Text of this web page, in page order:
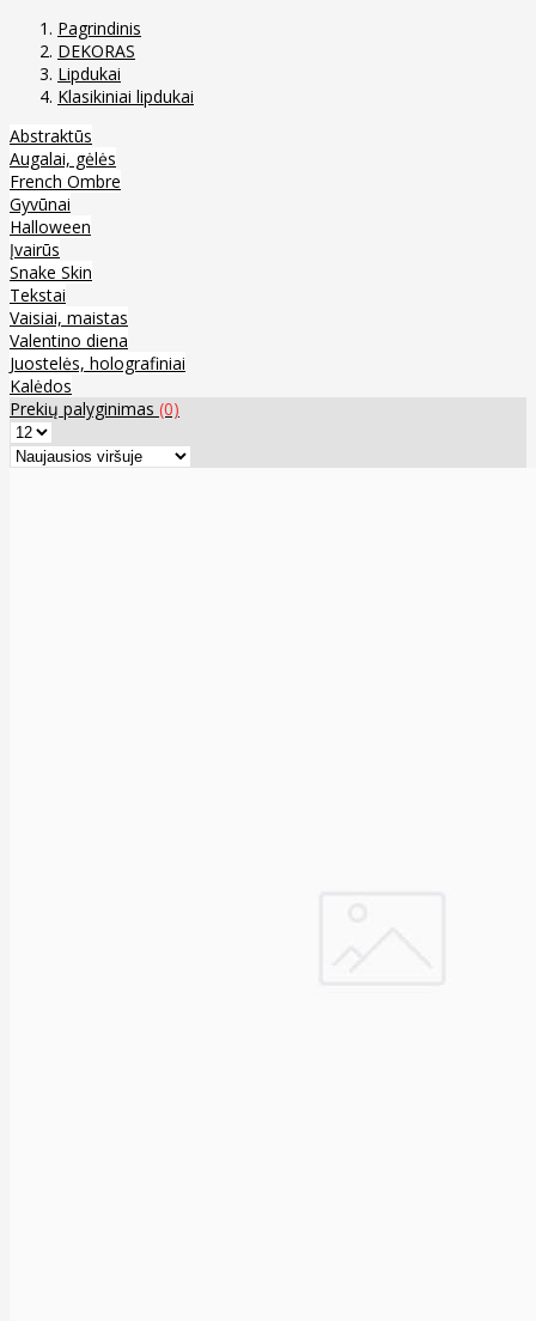
Pagrindinis
DEKORAS
Lipdukai
Klasikiniai lipdukai
Abstraktūs
Augalai, gėlės
French Ombre
Gyvūnai
Halloween
Įvairūs
Snake Skin
Tekstai
Vaisiai, maistas
Valentino diena
Juostelės, holografiniai
Kalėdos
Prekių palyginimas (0)